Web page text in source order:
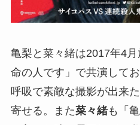
亀梨と菜々緒は2017年4
命の人です」で共演してお
呼吸で素敵な撮影が出来
寄せる。また菜々緒も「